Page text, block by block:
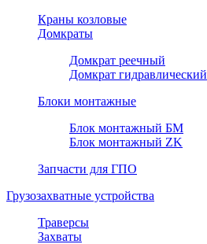
Краны козловые
Домкраты
Домкрат реечный
Домкрат гидравлический
Блоки монтажные
Блок монтажный БМ
Блок монтажный ZK
Запчасти для ГПО
Грузозахватные устройства
Траверсы
Захваты